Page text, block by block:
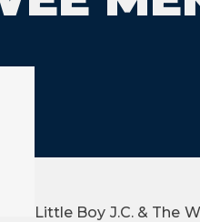
Little Boy J.C. & The